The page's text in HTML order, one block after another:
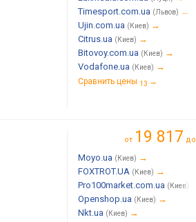
Timesport.com.ua (Львов) →
Ujin.com.ua (Киев) →
Citrus.ua (Киев) →
Bitovoy.com.ua (Киев) →
Vodafone.ua (Киев) →
Сравнить цены 13 →
от 19 817 до
Moyo.ua (Киев) →
FOXTROT.UA (Киев) →
Pro100market.com.ua (Киев)
Openshop.ua (Киев) →
Nkt.ua (Киев) →